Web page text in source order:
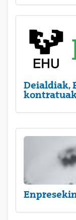
Deialdiak,